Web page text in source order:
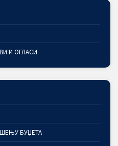
И ОГЛАСИ
БУЏЕТА